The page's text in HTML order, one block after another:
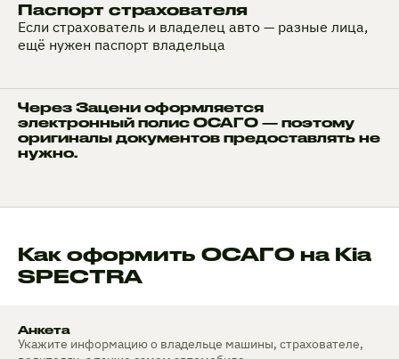
Паспорт страхователя
Если страхователь и владелец авто — разные лица,
ещё нужен паспорт владельца
Через Зацени оформляется
электронный полис ОСАГО — поэтому
оригиналы документов предоставлять не
нужно.
Как оформить ОСАГО на Kia
SPECTRA
Анкета
Укажите информацию о владельце машины, страхователе,